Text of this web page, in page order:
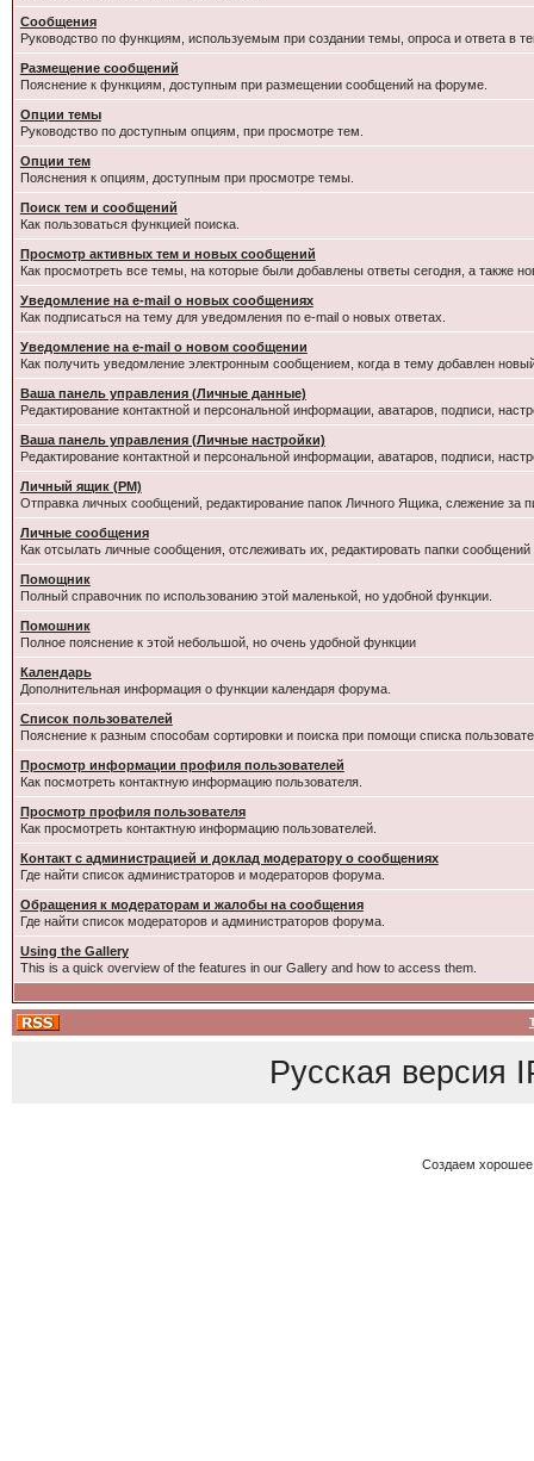
Сообщения
Руководство по функциям, используемым при создании темы, опроса и ответа в
Размещение сообщений
Пояснение к функциям, доступным при размещении сообщений на форуме.
Опции темы
Руководство по доступным опциям, при просмотре тем.
Опции тем
Пояснения к опциям, доступным при просмотре темы.
Поиск тем и сообщений
Как пользоваться функцией поиска.
Просмотр активных тем и новых сообщений
Как просмотреть все темы, на которые были добавлены ответы сегодня, а также
Уведомление на e-mail о новых сообщениях
Как подписаться на тему для уведомления по e-mail о новых ответах.
Уведомление на е-mail о новом сообщении
Как получить уведомление электронным сообщением, когда в тему добавлен
Ваша панель управления (Личные данные)
Редактирование контактной и персональной информации, аватаров, подписи,
Ваша панель управления (Личные настройки)
Редактирование контактной и персональной информации, аватаров, подписи,
Личный ящик (PM)
Отправка личных сообщений, редактирование папок Личного Ящика, слежение за
Личные сообщения
Как отсылать личные сообщения, отслеживать их, редактировать папки
Помощник
Полный справочник по использованию этой маленькой, но удобной функции.
Помошник
Полное пояснение к этой небольшой, но очень удобной функции
Календарь
Дополнительная информация о функции календаря форума.
Список пользователей
Пояснение к разным способам сортировки и поиска при помощи списка
Просмотр информации профиля пользователей
Как посмотреть контактную информацию пользователя.
Просмотр профиля пользователя
Как просмотреть контактную информацию пользователей.
Контакт с администрацией и доклад модератору о сообщениях
Где найти список администраторов и модераторов форума.
Обращения к модераторам и жалобы на сообщения
Где найти список модераторов и администраторов форума.
Using the Gallery
This is a quick overview of the features in our Gallery and how to access them.
Русская версия
Создаем